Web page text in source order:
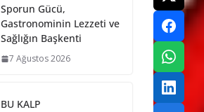
Sporun Gücü,
Gastronominin Lezzeti ve
Sağlığın Başkenti
7 Ağustos 2026
BU KALP